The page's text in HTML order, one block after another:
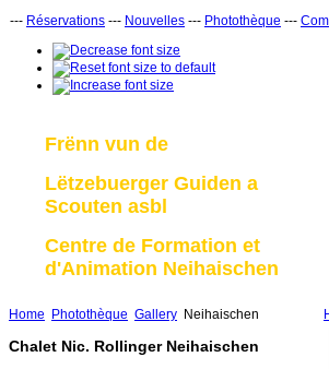
--- Réservations --- Nouvelles --- Photothèque ---
Frënn vun de
Lëtzebuerger Guiden a
Scouten asbl
Centre de Formation et
d'Animation Neihaischen
Home Photothèque Gallery Neihaischen
Chalet Nic. Rollinger Neihaischen